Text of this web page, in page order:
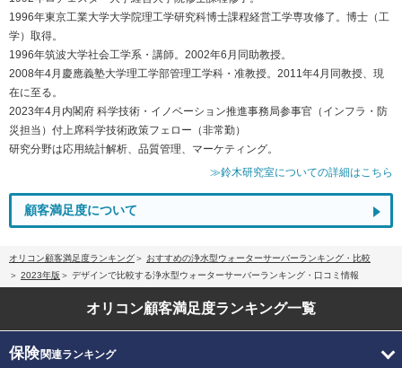
1996年東京工業大学大学院理工学研究科博士課程経営工学専攻修了。博士（工
学）取得。
1996年筑波大学社会工学系・講師。2002年6月同助教授。
2008年4月慶應義塾大学理工学部管理工学科・准教授。2011年4月同教授、現
在に至る。
2023年4月内閣府 科学技術・イノベーション推進事務局参事官（インフラ・防
災担当）付上席科学技術政策フェロー（非常勤）
研究分野は応用統計解析、品質管理、マーケティング。
≫鈴木研究室についての詳細はこちら
顧客満足度について
オリコン顧客満足度ランキング
おすすめの浄水型ウォーターサーバーランキング・比較
2023年版
デザインで比較する浄水型ウォーターサーバーランキング・口コミ情報
オリコン顧客満足度ランキング一覧
保険関連ランキング